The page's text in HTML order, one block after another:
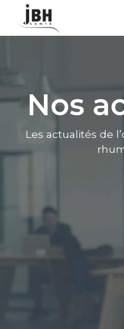
Nos
Les actualités de